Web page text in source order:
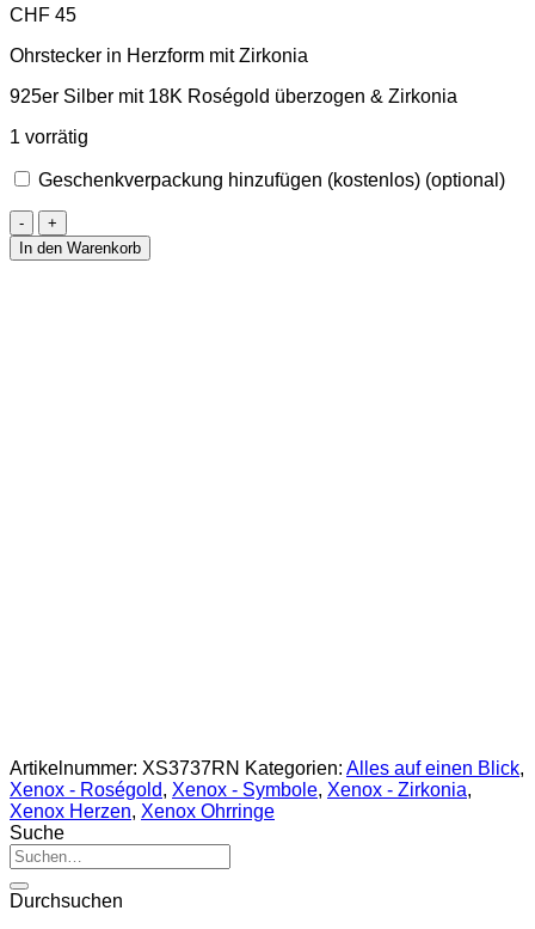
CHF 45
Ohrstecker in Herzform mit Zirkonia
925er Silber mit 18K Roségold überzogen & Zirkonia
1 vorrätig
Geschenkverpackung hinzufügen (kostenlos) (optional)
Vergoldete
Ohrstecker
Roségold
In den Warenkorb
Artikelnummer: XS3737RN Kategorien: Alles auf einen Blick,
Xenox - Roségold, Xenox - Symbole, Xenox - Zirkonia,
Xenox Herzen, Xenox Ohrringe
Suche
Suche
nach:
Durchsuchen